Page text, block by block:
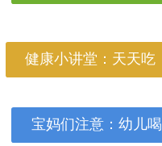
健康小讲堂：天天吃
宝妈们注意：幼儿喝